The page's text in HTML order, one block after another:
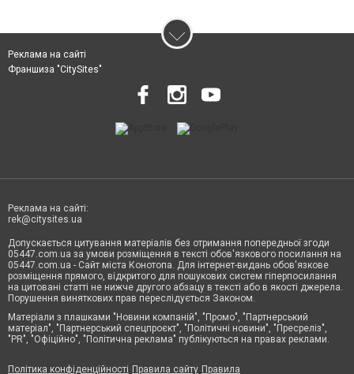
Реклама на сайті
Франшиза "CitySites"
Реклама на сайті:
rek@citysites.ua
Допускається цитування матеріалів без отримання попередньої згоди
05447.com.ua за умови розміщення в тексті обов'язкового посилання на
05447.com.ua - Сайт міста Конотопа. Для інтернет-видань обов'язкове
розміщення прямого, відкритого для пошукових систем гіперпосилання
на цитовані статті не нижче другого абзацу в тексті або в якості джерела.
Порушення виняткових прав переслідується Законом.
Матеріали з плашками "Новини компаній", "Промо", "Партнерський
матеріал", "Партнерський спецпроєкт", "Політичні новини", "Пресреліз",
"PR", "Офіційно", "Політична реклама" публікуються на правах реклами.
Політика конфіденційності Правила сайту Правила